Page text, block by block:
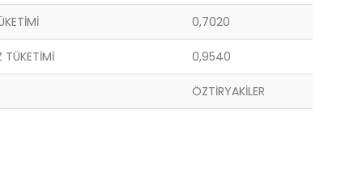
0,7020
TÜKETİMİ 0,9540
ÖZTİRYAKİLER